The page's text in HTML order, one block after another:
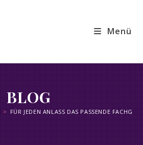
Menü
BLOG
> FÜR JEDEN ANLASS DAS PASSENDE